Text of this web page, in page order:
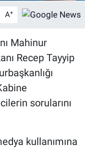
A+
Mahinur
Recep Tayyip
sorularını
kullanımına